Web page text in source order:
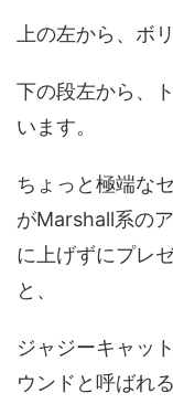
上の左から、ボ
下の段左から、
います。
ちょっと極端な
がMarshall系の
に上げずにプレ
と、
ジャジーキャッ
ウンドと呼ばれ